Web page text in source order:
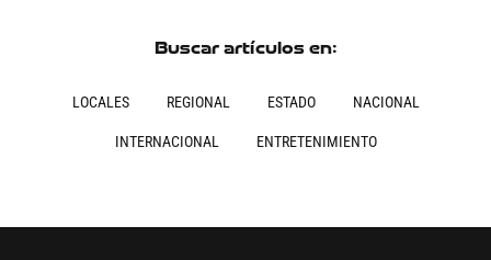
Buscar artículos en:
LOCALES REGIONAL ESTADO NACIONAL
INTERNACIONAL ENTRETENIMIENTO